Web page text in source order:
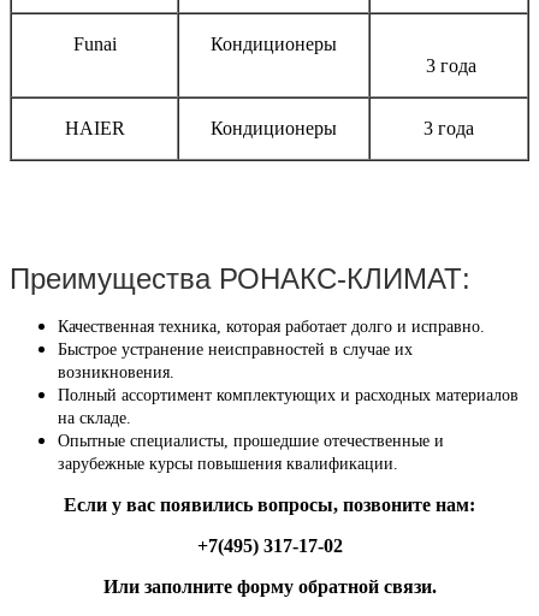
Funai
Кондиционеры
3 года
HAIER Кондиционеры 3 года
Преимущества РОНАКС-КЛИМАТ:
Качественная техника, которая работает долго и исправно.
Быстрое устранение неисправностей в случае их
возникновения.
Полный ассортимент комплектующих и расходных материалов
на складе.
Опытные специалисты, прошедшие отечественные и
зарубежные курсы повышения квалификации.
Если у вас появились вопросы, позвоните нам:
+7(495) 317-17-02
Или заполните форму обратной связи.